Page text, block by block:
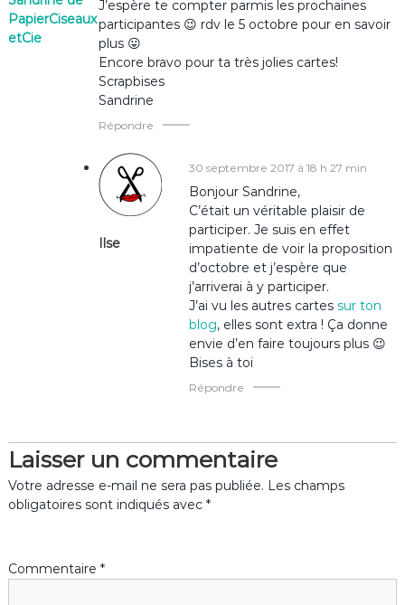
i
o
c
l
PapierCiseaux
etCie
J’espère te compter parmis les prochaines
participantes 😉 rdv le 5 octobre pour en savoir
plus 😛
Encore bravo pour ta très jolies cartes!
Scrapbises
Sandrine
Répondre
Ilse
30 septembre 2017 à 18 h 27 min
Bonjour Sandrine,
C’était un véritable plaisir de
participer. Je suis en effet
impatiente de voir la proposition
d’octobre et j’espère que
j’arriverai à y participer.
J’ai vu les autres cartes sur ton
blog, elles sont extra ! Ça donne
envie d’en faire toujours plus 😉
Bises à toi
Répondre
Laisser un commentaire
Votre adresse e-mail ne sera pas publiée. Les champs
obligatoires sont indiqués avec *
Commentaire *